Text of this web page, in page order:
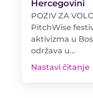
Hercegovini
POZIV ZA
PitchWise
aktivizma u
održava u...
Nastavi čitanje